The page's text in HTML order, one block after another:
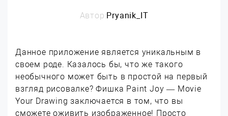
Автор:Pryanik_IT
Данное приложение является уникальным в
своем роде. Казалось бы, что же такого
необычного может быть в простой на первый
взгляд рисовалке? Фишка Paint Joy — Movie
Your Drawing заключается в том, что вы
сможете оживить изображенное! Просто